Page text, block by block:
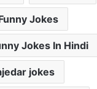
Jokes
Jokes In Hindi
jokes